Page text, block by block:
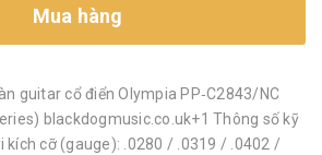
Mua hàng
guitar cổ điển Olympia PP‑C2843/NC
blackdogmusic.co.uk+1 Thông số kỹ
kích cỡ (gauge): .0280 / .0319 / .0402 /